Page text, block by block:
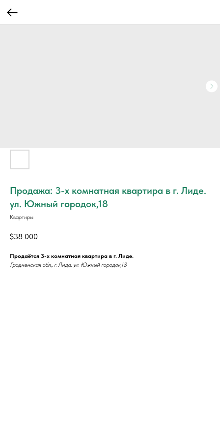
Продажа: 3-х комнатная квартира в г. Лиде.
ул. Южный городок,18
Квартиры
$38 000
Продаётся 3-х комнатная квартира в г. Лиде.
Гродненская обл., г. Лида, ул. Южный городок,18